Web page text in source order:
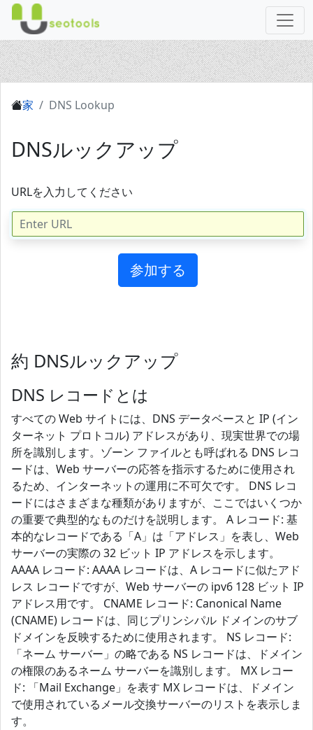
家 DNS Lookup
DNSルックアップ
URLを入力してください
約 DNSルックアップ
DNS レコードとは
すべての Web サイトには、DNS データベースと IP (イン
ターネット プロトコル) アドレスがあり、現実世界での場
所を識別します。ゾーン ファイルとも呼ばれる DNS レコ
ードは、Web サーバーの応答を指示するために使用され
るため、インターネットの運用に不可欠です。 DNS レコ
ードにはさまざまな種類がありますが、ここではいくつか
の重要で典型的なものだけを説明します。 A レコード: 基
本的なレコードである「A」は「アドレス」を表し、Web
サーバーの実際の 32 ビット IP アドレスを示します。
AAAA レコード: AAAA レコードは、A レコードに似たアド
レス レコードですが、Web サーバーの ipv6 128 ビット IP
アドレス用です。 CNAME レコード: Canonical Name
(CNAME) レコードは、同じプリンシパル ドメインのサブ
ドメインを反映するために使用されます。 NS レコード:
「ネーム サーバー」の略である NS レコードは、ドメイン
の権限のあるネーム サーバーを識別します。 MX レコー
ド: 「Mail Exchange」を表す MX レコードは、ドメイン
で使用されているメール交換サーバーのリストを表示しま
す。